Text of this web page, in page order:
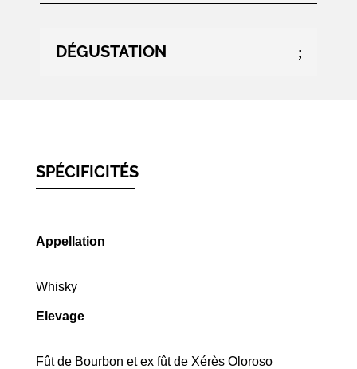
DÉGUSTATION
SPÉCIFICITÉS
Appellation
Whisky
Elevage
Fût de Bourbon et ex fût de Xérès Oloroso